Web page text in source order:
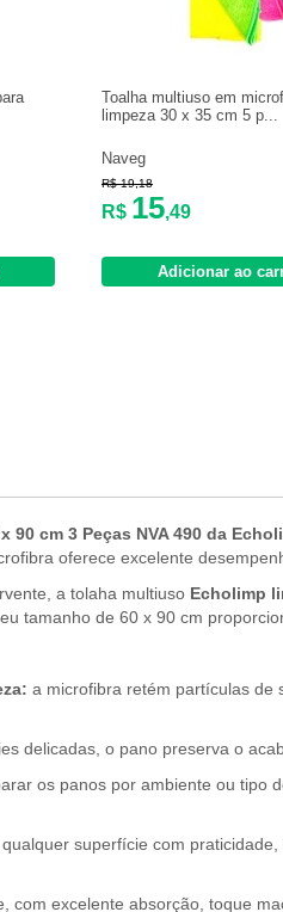
Toalha multiuso em
limpeza 30 x 35 cm 5 p...
Naveg
R$ 19,18
R$ 15,49
Adicionar ao
cm 3 Peças NVA 490 da
oferece excelente
a tolaha multiuso Echolimp
tamanho de 60 x 90 cm
a microfibra retém partículas de
delicadas, o pano preserva o
os panos por ambiente ou tipo
qualquer superfície com
com excelente absorção, toque